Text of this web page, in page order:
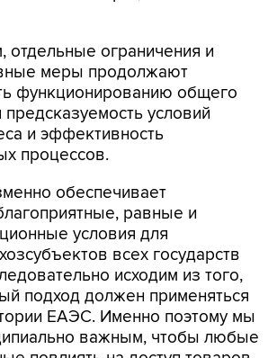
отдельные ограничения и
меры продолжают
функционированию общего
условий
и эффективность
процессов.
обеспечивает
равные и
условия для
всех государств
исходим из того,
подход должен применяться
ЕАЭС. Именно поэтому мы
важным, чтобы любые